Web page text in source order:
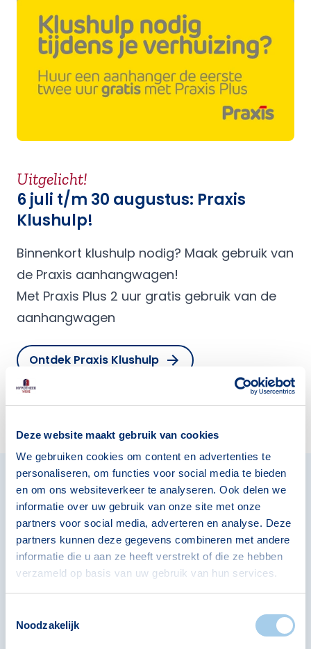
Deze website maakt gebruik van cookies
We gebruiken cookies om content en advertenties te
personaliseren, om functies voor social media te bieden
en om ons websiteverkeer te analyseren. Ook delen we
informatie over uw gebruik van onze site met onze
partners voor social media, adverteren en analyse. Deze
partners kunnen deze gegevens combineren met andere
informatie die u aan ze heeft verstrekt of die ze hebben
verzameld op basis van uw gebruik van hun services.
Noodzakelijk
Uitgelicht!
6 juli t/m 30 augustus: Praxis
Klushulp!
Binnenkort klushulp nodig? Maak gebruik van
de Praxis aanhangwagen!
Met Praxis Plus 2 uur gratis gebruik van de
aanhangwagen
Ontdek Praxis Klushulp
Volledig onafhankelijk
hypotheekadvies
Wij vergelijken het aanbod van 40 banken en
geldverstrekkers